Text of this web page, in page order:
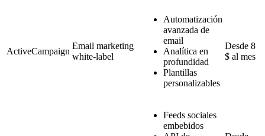
ActiveCampaign
Email marketing
white-label
Automatización
avanzada de
email
Analítica en
profundidad
Plantillas
personalizables
Desde 8
$ al mes
Feeds sociales
embebidos